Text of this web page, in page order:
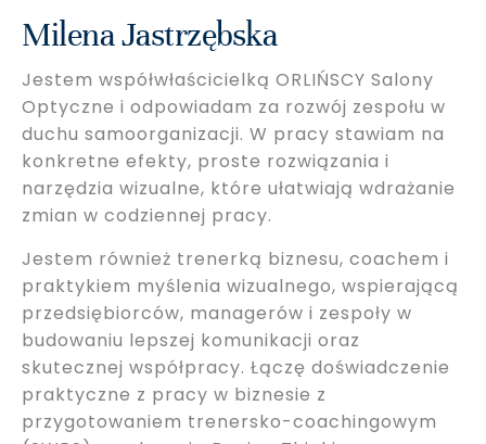
Milena Jastrzębska
Jestem współwłaścicielką ORLIŃSCY Salony
Optyczne i odpowiadam za rozwój zespołu w
duchu samoorganizacji. W pracy stawiam na
konkretne efekty, proste rozwiązania i
narzędzia wizualne, które ułatwiają wdrażanie
zmian w codziennej pracy.
Jestem również trenerką biznesu, coachem i
praktykiem myślenia wizualnego, wspierającą
przedsiębiorców, managerów i zespoły w
budowaniu lepszej komunikacji oraz
skutecznej współpracy. Łączę doświadczenie
praktyczne z pracy w biznesie z
przygotowaniem trenersko-coachingowym